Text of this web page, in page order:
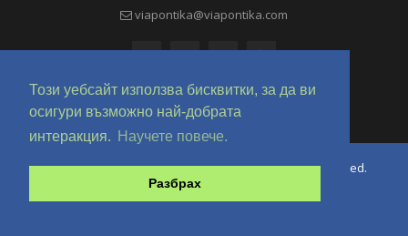
Този уебсайт използва бисквитки, за да ви
осигури възможно най-добрата
интеракция.
Научете повече.
Разбрах
viapontika@viapontika.com
Copyright © 2018-2024 ViaPontika.com. All Rights Reserved.
Development @ OverHertz Ltd